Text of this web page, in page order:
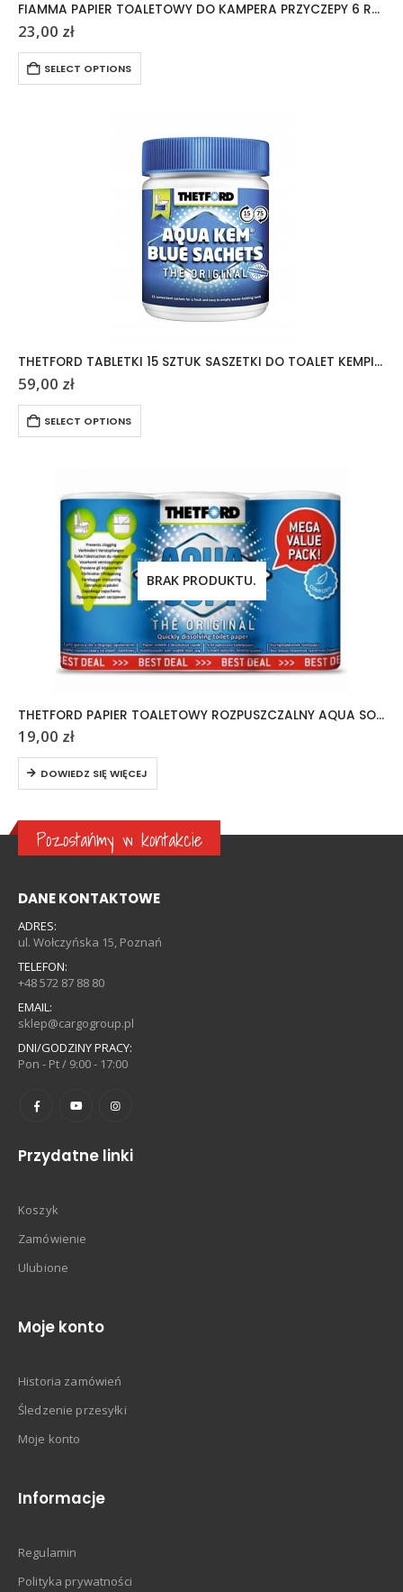
FIAMMA PAPIER TOALETOWY DO KAMPERA PRZYCZEPY 6 ROLEK
23,00 zł
SELECT OPTIONS
THETFORD TABLETKI 15 SZTUK SASZETKI DO TOALET KEMPINGOWYCH AQUA KEM
59,00 zł
SELECT OPTIONS
BRAK PRODUKTU.
THETFORD PAPIER TOALETOWY ROZPUSZCZALNY AQUA SOFT 6 ROLEK
19,00 zł
DOWIEDZ SIĘ WIĘCEJ
Pozostańmy w kontakcie
DANE KONTAKTOWE
ADRES:
ul. Wołczyńska 15, Poznań
TELEFON:
+48 572 87 88 80
EMAIL:
sklep@cargogroup.pl
DNI/GODZINY PRACY:
Pon - Pt / 9:00 - 17:00
Przydatne linki
Koszyk
Zamówienie
Ulubione
Moje konto
Historia zamówień
Śledzenie przesyłki
Moje konto
Informacje
Regulamin
Polityka prywatności